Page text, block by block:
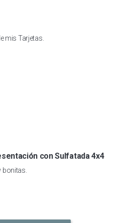
mis Tarjetas.
con Sulfatada 4x4
bonitas.